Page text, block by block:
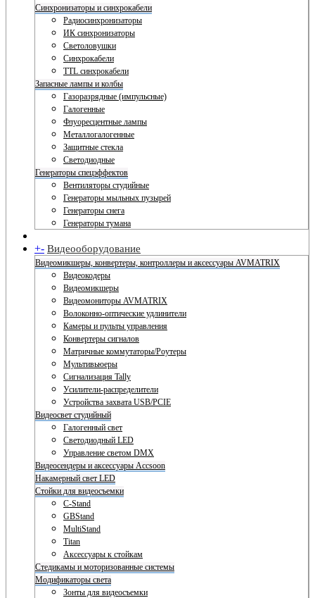
Синхронизаторы и синхрокабели
Радиосинхронизаторы
ИК синхронизаторы
Светоловушки
Синхрокабели
TTL синхрокабели
Запасные лампы и колбы
Газоразрядные (импульсные)
Галогенные
Флуоресцентные лампы
Металлогалогенные
Защитные стекла
Светодиодные
Генераторы спецэффектов
Вентиляторы студийные
Генераторы мыльных пузырей
Генераторы снега
Генераторы тумана
+- Видеооборудование
Видеомикшеры, конвертеры, контроллеры и аксессуары AVMATRIX
Видеокодеры
Видеомикшеры
Видеомониторы AVMATRIX
Волоконно-оптические удлинители
Камеры и пульты управления
Конвертеры сигналов
Матричные коммутаторы/Роутеры
Мультивьюеры
Сигнализация Tally
Усилители-распределители
Устройства захвата USB/PCIE
Видеосвет студийный
Галогенный свет
Светодиодный LED
Управление светом DMX
Видеосендеры и аксессуары Accsoon
Накамерный свет LED
Стойки для видеосъемки
C-Stand
GBStand
MultiStand
Titan
Аксессуары к стойкам
Стедикамы и моторизованные системы
Модификаторы света
Зонты для видеосъемки